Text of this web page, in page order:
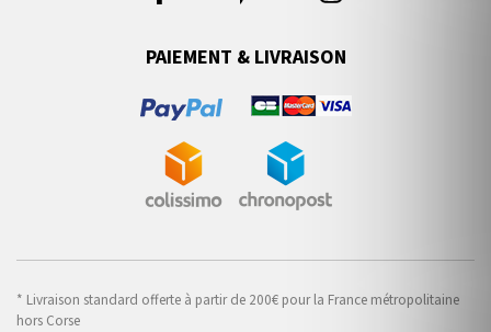
PAIEMENT & LIVRAISON
* Livraison standard offerte à partir de 200€ pour la France métropolitaine
hors Corse